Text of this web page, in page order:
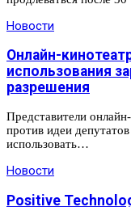
Новости
Онлайн-
использования
разрешения
Представители
против идеи
использовать…
Новости
Positive